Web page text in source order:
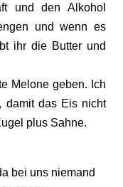
und den Alkohol
und wenn es
ihr die Butter und
Melone geben. Ich
damit das Eis nicht
plus Sahne.
bei uns niemand